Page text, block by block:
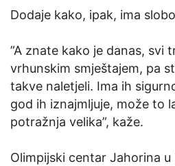
Dodaje kako, ipak, ima
”A znate kako je danas, svi
vrhunskim smještajem, pa
takve naletjeli. Ima ih
god ih iznajmljuje, može to
potražnja velika”, kaže.
Olimpijski centar Jahorina u